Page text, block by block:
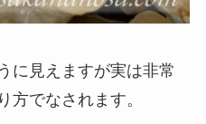
に見えますが実は非常
方でなされます。